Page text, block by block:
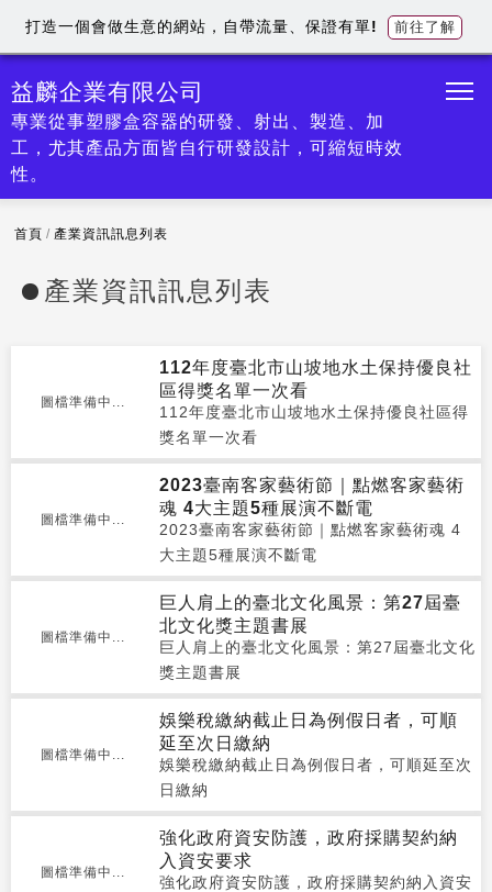
益麟企業有限公司
專業從事塑膠盒容器的研發、射出、製造、加
工，尤其產品方面皆自行研發設計，可縮短時效
性。
首頁 / 產業資訊訊息列表
產業資訊訊息列表
圖檔準備中...
112年度臺北市山坡地水土保持優良社
區得獎名單一次看
112年度臺北市山坡地水土保持優良社區得
獎名單一次看
圖檔準備中...
2023臺南客家藝術節｜點燃客家藝術
魂 4大主題5種展演不斷電
2023臺南客家藝術節｜點燃客家藝術魂 4
大主題5種展演不斷電
圖檔準備中...
巨人肩上的臺北文化風景：第27屆臺
北文化獎主題書展
巨人肩上的臺北文化風景：第27屆臺北文化
獎主題書展
圖檔準備中...
娛樂稅繳納截止日為例假日者，可順
延至次日繳納
娛樂稅繳納截止日為例假日者，可順延至次
日繳納
圖檔準備中...
強化政府資安防護，政府採購契約納
入資安要求
強化政府資安防護，政府採購契約納入資安
打造一個會做生意的網站，自帶流量、保證有單! 前往了解